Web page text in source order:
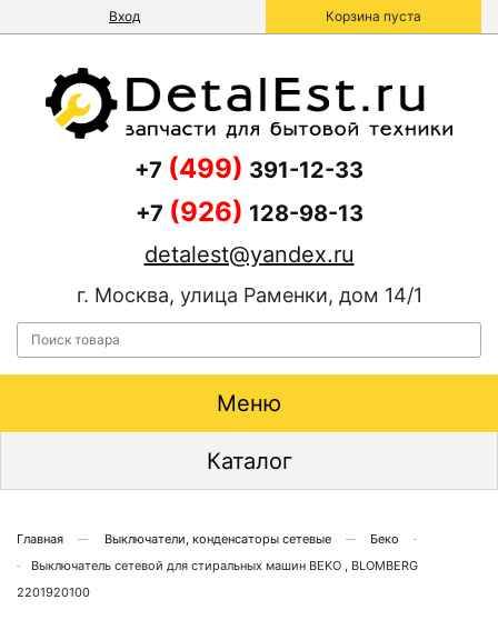
Вход Корзина пуста
+7 (499) 391-12-33
+7 (926) 128-98-13
detalest@yandex.ru
г. Москва, улица Раменки, дом 14/1
Меню
Каталог
Главная Выключатели, конденсаторы сетевые
Беко
Выключатель сетевой для стиральных машин BEKO , BLOMBERG
2201920100